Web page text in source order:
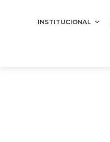
INSTITUCIONAL